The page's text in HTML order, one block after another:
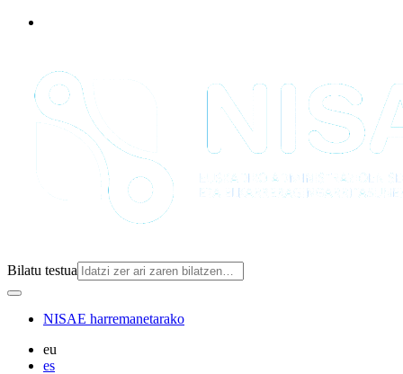
Bilatu testua
NISAE harremanetarako
eu
es